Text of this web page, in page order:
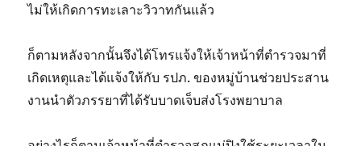
ไม่ให้เกิดการทะเลาะวิวาทกันแล้ว
ก็ตามหลังจากนั้นจึงได้โทรแจ้งให้เจ้าหน้าที่ตำรวจมาที่
เกิดเหตุและได้แจ้งให้กับ รปภ. ของหมู่บ้านช่วยประสาน
งานนำตัวภรรยาที่ได้รับบาดเจ็บส่งโรงพยาบาล